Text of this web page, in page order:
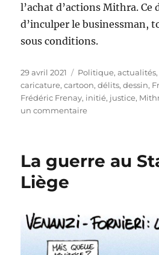
l’achat d’actions Mithra. Ce
d’inculper le businessman,
sous conditions.
Publié
le
29 avril 2021 Catégories
Politique, actualités
caricature,cartoon,délits,dessin,
Frédéric Frenay, initié, justice,
un commentairesur
La guerre au
Liège